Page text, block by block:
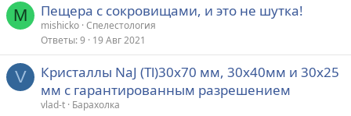
M Пещера с сокровищами, и это не шутка!
mishicko Спелестология
Ответы 9 19 Авг 2021
V
Кристаллы NaJ (Tl)30х70 мм, 30х40мм и 30х25
мм с гарантированным разрешением
vlad-t Барахолка